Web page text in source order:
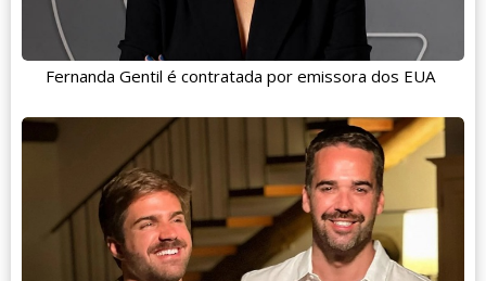
Fernanda Gentil é contratada por emissora dos EUA